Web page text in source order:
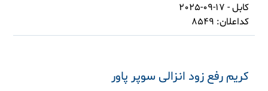
کابل - 17-09-2025
کداعلان: 8549
کریم رفع زود انزالی سوپر پاور